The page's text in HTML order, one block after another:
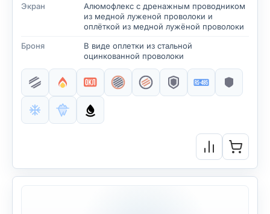
Экран
Алюмофлекс с дренажным проводником
из медной луженой проволоки и
оплёткой из медной лужёной проволоки
Броня
В виде оплетки из стальной
оцинкованной проволоки